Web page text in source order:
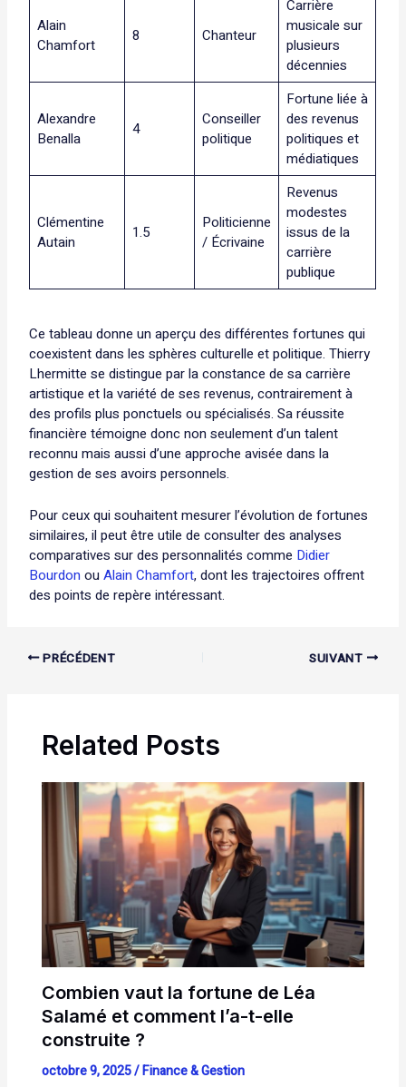
Alain
Chamfort
8 Chanteur
Carrière
musicale sur
plusieurs
décennies
Alexandre
Benalla
4
Conseiller
politique
Fortune liée à
des revenus
politiques et
médiatiques
Clémentine
Autain
1.5
Politicienne
/ Écrivaine
Revenus
modestes
issus de la
carrière
publique
Ce tableau donne un aperçu des différentes fortunes qui
coexistent dans les sphères culturelle et politique. Thierry
Lhermitte se distingue par la constance de sa carrière
artistique et la variété de ses revenus, contrairement à
des profils plus ponctuels ou spécialisés. Sa réussite
financière témoigne donc non seulement d’un talent
reconnu mais aussi d’une approche avisée dans la
gestion de ses avoirs personnels.
Pour ceux qui souhaitent mesurer l’évolution de fortunes
similaires, il peut être utile de consulter des analyses
comparatives sur des personnalités comme Didier
Bourdon ouAlain Chamfort, dont les trajectoires offrent
des points de repère intéressant.
PRÉCÉDENT SUIVANT
Related Posts
Combien vaut la fortune de Léa
Salamé et comment l’a-t-elle
construite ?
octobre 9, 2025/Finance & Gestion